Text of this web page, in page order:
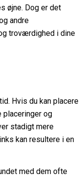
øjne. Dog er det
andre
troværdighed i dine
Hvis du kan placere
placeringer og
stadigt mere
kan resultere i en
med dem ofte